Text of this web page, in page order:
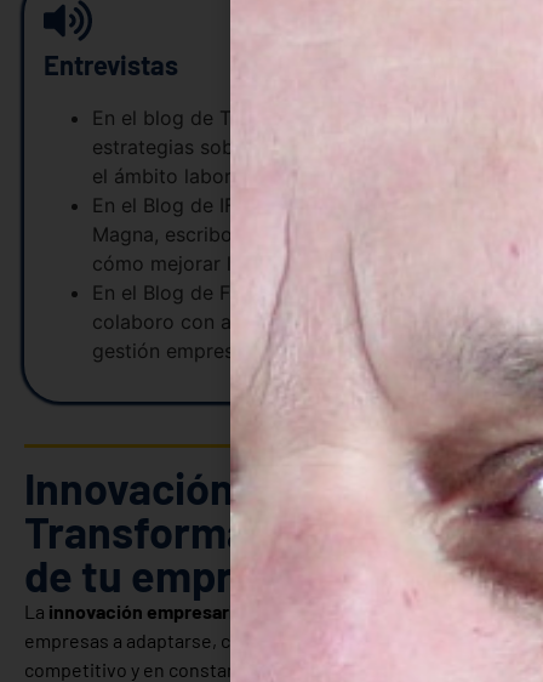
Entrevistas
En el blog de Tutijobs, comparto
estrategias sobre transformación digital en
el ámbito laboral.
En el Blog de IFM Formación Madrid – Aula
Magna, escribo sobre Employer Branding y
cómo mejorar la experiencia del empleado.
En el Blog de Francisco Alcaide Hernández,
colaboro con artículos sobre liderazgo y
gestión empresarial innovadora.
Innovación empresarial |
Transformando el futuro
de tu empresa
La innovación empresarial
es el motor que impulsa a las
empresas a adaptarse, crecer y sobresalir en un entorno
competitivo y en constante cambio. Se trata de